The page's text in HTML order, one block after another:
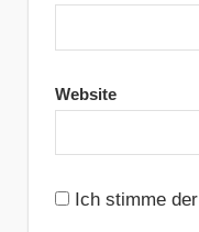
Website
Ich stimme der